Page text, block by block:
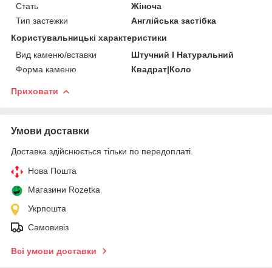
Стать
Жіноча
Тип застежки
Англійська застібка
Користувальницькі характеристики
Вид каменю/вставки
Штучний I Натуральний
Форма каменю
Квадрат|Коло
Приховати
Умови доставки
Доставка здійснюється тільки по передоплаті.
Нова Пошта
Магазини Rozetka
Укрпошта
Самовивіз
Всі умови доставки